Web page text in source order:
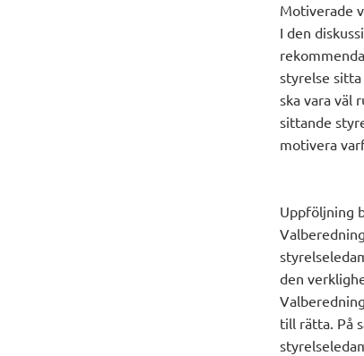
Motiverade
I den
styrelse
ska vara väl
sittande
motivera
Uppföljning
den
till rätta. På